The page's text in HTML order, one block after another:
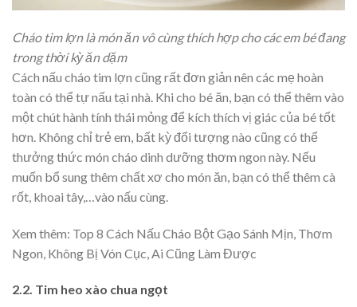
Cháo tim lợn là món ăn vô cùng thích hợp cho các em bé đang
trong thời kỳ ăn dặm
Cách nấu cháo tim lợn cũng rất đơn giản nên các mẹ hoàn
toàn có thể tự nấu tại nhà. Khi cho bé ăn, bạn có thể thêm vào
một chút hành tính thái mỏng để kích thích vị giác của bé tốt
hơn. Không chỉ trẻ em, bất kỳ đối tượng nào cũng có thể
thưởng thức món cháo dinh dưỡng thơm ngon này. Nếu
muốn bổ sung thêm chất xơ cho món ăn, bạn có thể thêm cà
rốt, khoai tây,…vào nấu cùng.
Xem thêm: Top 8 Cách Nấu Cháo Bột Gạo Sánh Mịn, Thơm
Ngon, Không Bị Vón Cục, Ai Cũng Làm Được
2.2. Tim heo xào chua ngọt